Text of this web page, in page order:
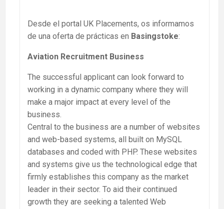
Desde el portal UK Placements, os informamos
de una oferta de prácticas en Basingstoke:
Aviation Recruitment Business
The successful applicant can look forward to
working in a dynamic company where they will
make a major impact at every level of the
business.
Central to the business are a number of websites
and web-based systems, all built on MySQL
databases and coded with PHP. These websites
and systems give us the technological edge that
firmly establishes this company as the market
leader in their sector. To aid their continued
growth they are seeking a talented Web